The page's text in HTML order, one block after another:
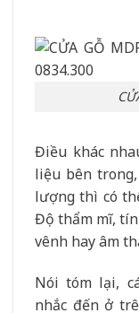
Điều khác
liệu bên
lượng thì có
Độ thẩm mĩ,
vênh hay âm
Nói tóm lại,
nhắc đến ở